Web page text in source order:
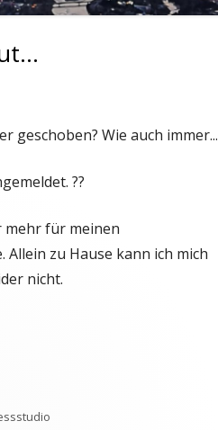
endlich gut…
geschoben? Wie auch immer...
?️?️
mehr für meinen
zu Hause kann ich mich
nicht.